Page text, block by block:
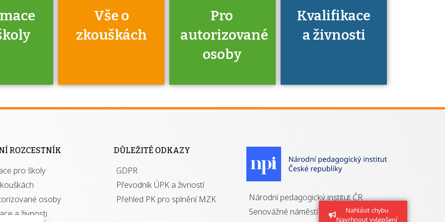
Nahlásit chybu
Navrhnout vylepšení
škola
jisté
Vše o
zkouškách
Pro
autorizované
osoby
výhody má získání
Kvalifikace
a živnosti
ROZCESTNÍK
pro školy
osoby
a živnosti
DŮLEŽITÉ ODKAZY
GDPR
Převodník ÚPK a živností
Přehled PK pro splnění MZK
Národní pedagogický institut ČR
Senovážné náměstí 25